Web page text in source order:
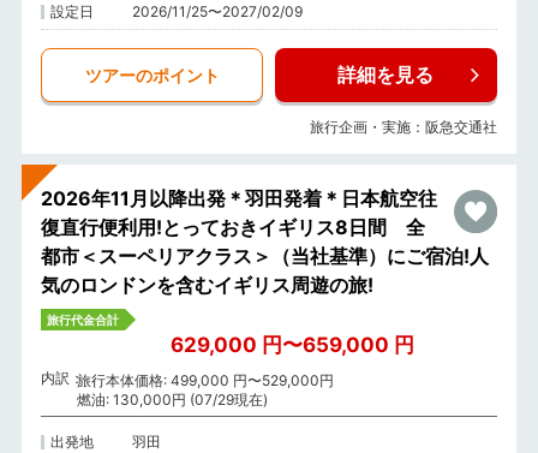
設定日
2026/11/25〜2027/02/09
ツアーのポイント 詳細を見る
旅行企画・実施：阪急交通社
2026年11月以降出発＊羽田発着＊日本航空往
復直行便利用!とっておきイギリス8日間 全
都市＜スーペリアクラス＞（当社基準）にご宿泊!人
気のロンドンを含むイギリス周遊の旅!
旅行代金合計
629,000 円〜659,000 円
内訳 旅行本体価格: 499,000 円〜529,000円
燃油: 130,000円 (07/29現在)
出発地
羽田